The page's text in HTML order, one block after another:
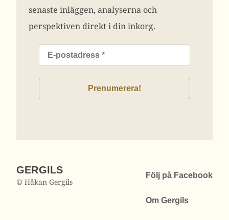
senaste inläggen, analyserna och
perspektiven direkt i din inkorg.
GERGILS
© Håkan Gergils
Följ på Facebook
Om Gergils